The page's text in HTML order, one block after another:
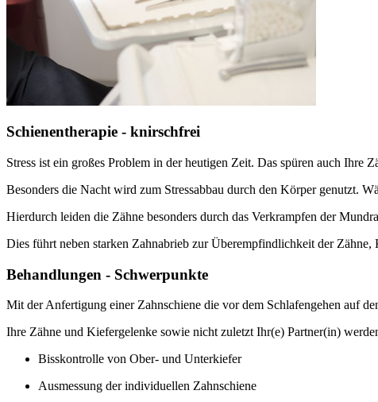
Schienentherapie - knirschfrei
Stress ist ein großes Problem in der heutigen Zeit. Das spüren auch Ihre
Besonders die Nacht wird zum Stressabbau durch den Körper genutzt.
Hierdurch leiden die Zähne besonders durch das Verkrampfen der
Dies führt neben starken Zahnabrieb zur Überempfindlichkeit der
Behandlungen - Schwerpunkte
Mit der Anfertigung einer Zahnschiene die vor dem Schlafengehen auf
Ihre Zähne und Kiefergelenke sowie nicht zuletzt Ihr(e) Partner(in)
Bisskontrolle von Ober- und Unterkiefer
Ausmessung der individuellen Zahnschiene